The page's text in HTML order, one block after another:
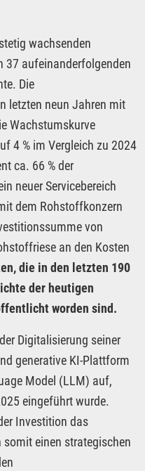
wachsenden
37 aufeinanderfolgenden
Die
letzten neun Jahren mit
Wachstumskurve
4 % im Vergleich zu 2024
ca. 66 % der
neuer Servicebereich
dem Rohstoffkonzern
von
an den Kosten
die in den letzten 190
der heutigen
worden sind.
Digitalisierung seiner
generative KI-Plattform
Model (LLM) auf,
eingeführt wurde.
Investition das
einen strategischen